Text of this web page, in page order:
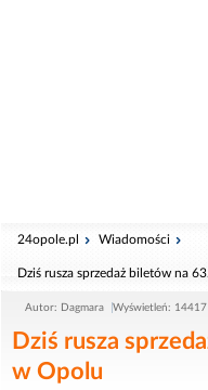
24opole.pl Wiadomości
Dziś rusza sprzedaż biletów na
Autor: Dagmara Wyświetleń: 14417
Dziś rusza
w Opolu